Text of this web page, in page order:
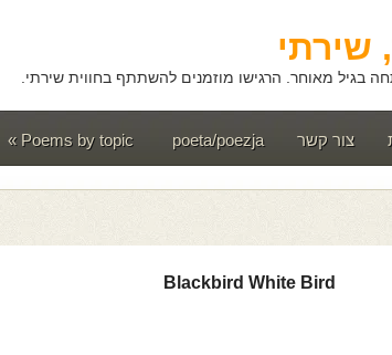
שירתי
בגיל מאוחר. הרגישו מוזמנים להשתתף בחווית שירתי.
צור קשר poeta/poezja
Poems by topic
»
Blackbird White Bird